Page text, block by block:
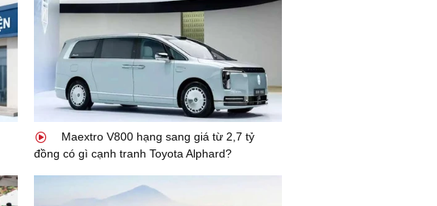
Maextro V800 hạng sang giá từ 2,7 tỷ
đồng có gì cạnh tranh Toyota Alphard?